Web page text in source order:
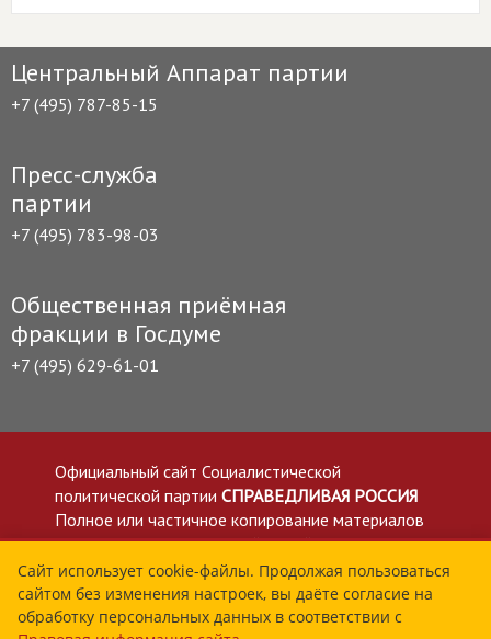
Центральный Аппарат партии
+7 (495) 787-85-15
Пресс-служба
партии
+7 (495) 783-98-03
Общественная приёмная
фракции в Госдуме
+7 (495) 629-61-01
Официальный сайт Социалистической
политической партии СПРАВЕДЛИВАЯ РОССИЯ
Полное или частичное копирование материалов
приветствуется со ссылкой на сайт spravedlivo.ru
Политика в отношении обработки персональных
данных
Все материалы сайта spravedlivo.ru доступны по
Сайт использует cookie-файлы. Продолжая пользоваться
сайтом без изменения настроек, вы даёте согласие на
обработку персональных данных в соответствии с